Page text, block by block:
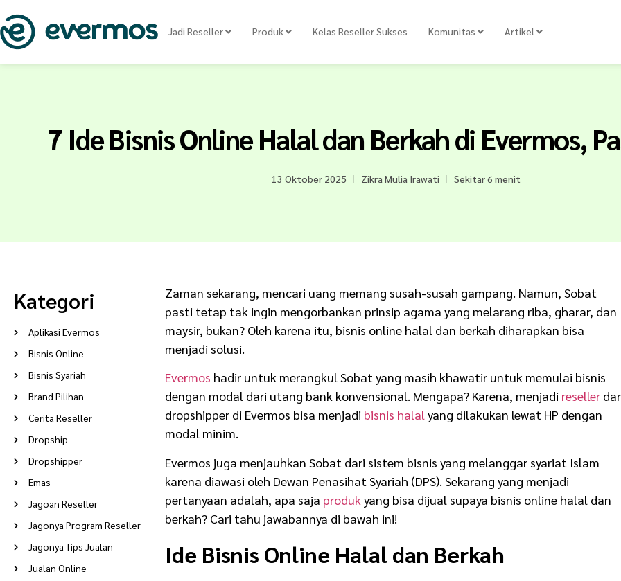
Jadi Reseller Produk Kelas Reseller Sukses Komunitas Artikel
7 Ide Bisnis Online Halal dan Berkah di Evermos,
13 Oktober 2025 Zikra Mulia Irawati Sekitar 6 menit
Kategori
Aplikasi Evermos
Bisnis Online
Bisnis Syariah
Brand Pilihan
Cerita Reseller
Dropship
Dropshipper
Emas
Jagoan Reseller
Jagonya Program Reseller
Jagonya Tips Jualan
Jualan Online
Zaman sekarang, mencari uang memang susah-susah gampang. Namun, Sobat
pasti tetap tak ingin mengorbankan prinsip agama yang melarang riba, gharar, dan
maysir, bukan? Oleh karena itu, bisnis online halal dan berkah diharapkan bisa
menjadi solusi.
Evermos hadir untuk merangkul Sobat yang masih khawatir untuk memulai bisnis
dengan modal dari utang bank konvensional. Mengapa? Karena, menjadi reseller
dropshipper di Evermos bisa menjadi bisnis halalyang dilakukan lewat HP dengan
modal minim.
Evermos juga menjauhkan Sobat dari sistem bisnis yang melanggar syariat Islam
karena diawasi oleh Dewan Penasihat Syariah (DPS). Sekarang yang menjadi
pertanyaan adalah, apa saja produk yang bisa dijual supaya bisnis online halal dan
berkah? Cari tahu jawabannya di bawah ini!
Ide Bisnis Online Halal dan Berkah